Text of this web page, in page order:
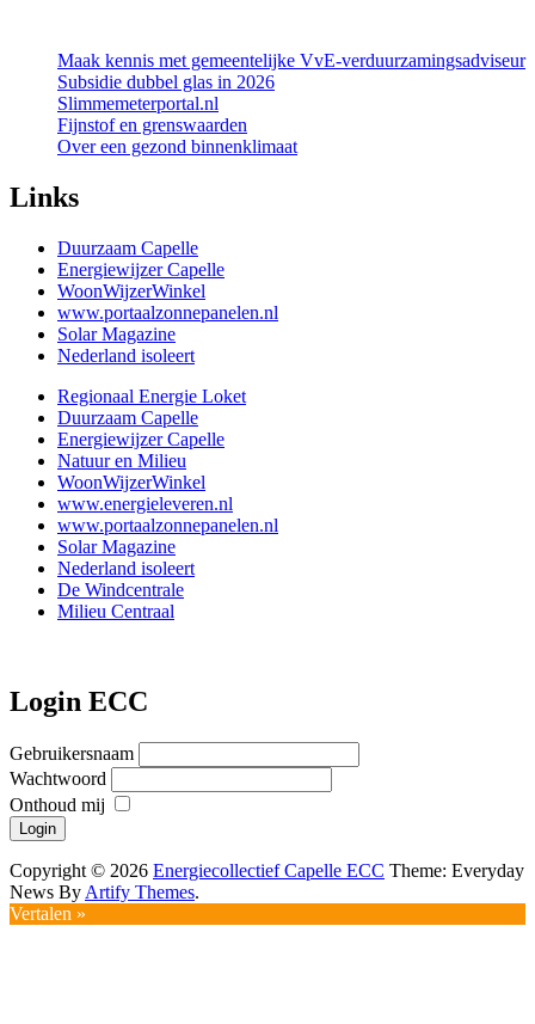
Maak kennis met gemeentelijke VvE-verduurzamingsadviseur
Subsidie dubbel glas in 2026
Slimmemeterportal.nl
Fijnstof en grenswaarden
Over een gezond binnenklimaat
Links
Duurzaam Capelle
Energiewijzer Capelle
WoonWijzerWinkel
www.portaalzonnepanelen.nl
Solar Magazine
Nederland isoleert
Regionaal Energie Loket
Duurzaam Capelle
Energiewijzer Capelle
Natuur en Milieu
WoonWijzerWinkel
www.energieleveren.nl
www.portaalzonnepanelen.nl
Solar Magazine
Nederland isoleert
De Windcentrale
Milieu Centraal
Login ECC
Gebruikersnaam
Wachtwoord
Onthoud mij
Copyright © 2026 Energiecollectief Capelle ECC Theme: Everyday
News By Artify Themes.
Vertalen »